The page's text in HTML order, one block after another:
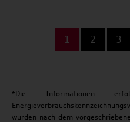
1 2 3
*Die Informationen
wurden nach dem